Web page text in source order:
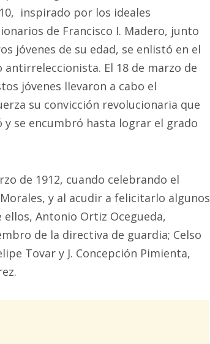
inspirado por los ideales
de Francisco I. Madero, junto
jóvenes de su edad, se enlistó en el
antirreleccionista. El 18 de marzo de
jóvenes llevaron a cabo el
su convicción revolucionaria que
se encumbró hasta lograr el grado
de 1912, cuando celebrando el
y al acudir a felicitarlo algunos
Antonio Ortiz Ocegueda,
de la directiva de guardia; Celso
Tovar y J. Concepción Pimienta,